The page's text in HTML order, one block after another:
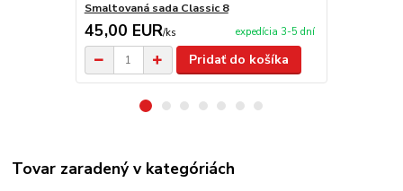
Smaltovaná sada Classic 8
45,00 EUR/ks expedícia 3-5 dní
Pridať do košíka
Tovar zaradený v kategóriách